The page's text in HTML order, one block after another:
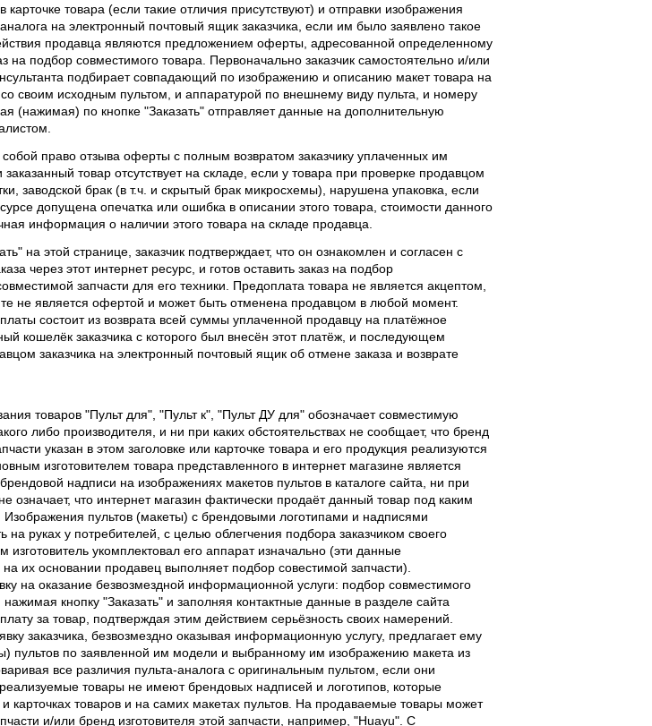
карточке товара (если такие отличия присутствуют) и отправки изображения
на электронный почтовый ящик заказчика, если им было заявлено такое
продавца являются предложением оферты, адресованной определенному
на подбор совместимого товара. Первоначально заказчик самостоятельно и/или
подбирает совпадающий по изображению и описанию макет товара на
своим исходным пультом, и аппаратурой по внешнему виду пульта, и номеру
(нажимая) по кнопке "Заказать" отправляет данные на дополнительную
право отзыва оферты с полным возвратом заказчику уплаченных им
заказанный товар отсутствует на складе, если у товара при проверке продавцом
заводской брак (в т.ч. и скрытый брак микросхемы), нарушена упаковка, если
допущена опечатка или ошибка в описании этого товара, стоимости данного
информация о наличии этого товара на складе продавца.
на этой странице, заказчик подтверждает, что он ознакомлен и согласен с
через этот интернет ресурс, и готов оставить заказ на подбор
запчасти для его техники. Предоплата товара не является акцептом,
не является офертой и может быть отменена продавцом в любой момент.
состоит из возврата всей суммы уплаченной продавцу на платёжное
кошелёк заказчика с которого был внесён этот платёж, и последующем
заказчика на электронный почтовый ящик об отмене заказа и возврате
товаров "Пульт для", "Пульт к", "Пульт ДУ для" обозначает совместимую
либо производителя, и ни при каких обстоятельствах не сообщает, что бренд
указан в этом заголовке или карточке товара и его продукция реализуются
изготовителем товара представленного в интернет магазине является
надписи на изображениях макетов пультов в каталоге сайта, ни при
означает, что интернет магазин фактически продаёт данный товар под каким
пультов (макеты) с брендовыми логотипами и надписями
на руках у потребителей, с целью облегчения подбора заказчиком своего
изготовитель укомплектовал его аппарат изначально (эти данные
их основании продавец выполняет подбор совестимой запчасти).
на оказание безвозмездной информационной услуги: подбор совместимого
нажимая кнопку "Заказать" и заполняя контактные данные в разделе сайта
за товар, подтверждая этим действием серьёзность своих намерений.
заказчика, безвозмездно оказывая информационную услугу, предлагает ему
пультов по заявленной им модели и выбранному им изображению макета из
все различия пульта-аналога с оригинальным пультом, если они
товары не имеют брендовых надписей и логотипов, которые
карточках товаров и на самих макетах пультов. На продаваемые товары может
и/или бренд изготовителя этой запчасти, например, "Huayu". С